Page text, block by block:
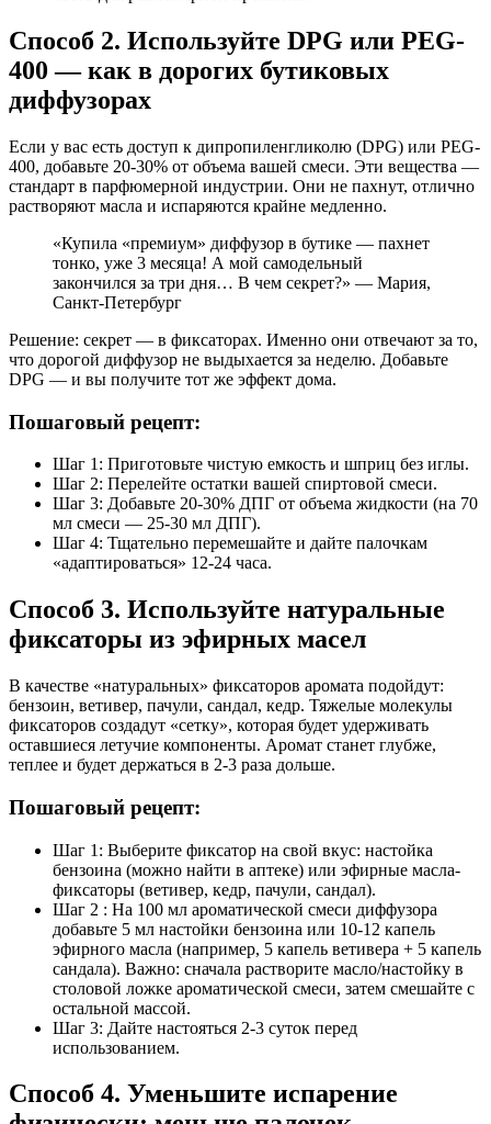
Способ 2. Используйте DPG или PEG-
400 — как в дорогих бутиковых
диффузорах
Если у вас есть доступ к дипропиленгликолю (DPG) или PEG-
400, добавьте 20-30% от объема вашей смеси. Эти вещества —
стандарт в парфюмерной индустрии. Они не пахнут, отлично
растворяют масла и испаряются крайне медленно.
«Купила «премиум» диффузор в бутике — пахнет
тонко, уже 3 месяца! А мой самодельный
закончился за три дня… В чем секрет?» — Мария,
Санкт-Петербург
Решение: секрет — в фиксаторах. Именно они отвечают за то,
что дорогой диффузор не выдыхается за неделю. Добавьте
DPG — и вы получите тот же эффект дома.
Пошаговый рецепт:
Шаг 1: Приготовьте чистую емкость и шприц без иглы.
Шаг 2: Перелейте остатки вашей спиртовой смеси.
Шаг 3: Добавьте 20-30% ДПГ от объема жидкости (на 70
мл смеси — 25-30 мл ДПГ).
Шаг 4: Тщательно перемешайте и дайте палочкам
«адаптироваться» 12-24 часа.
Способ 3. Используйте натуральные
фиксаторы из эфирных масел
В качестве «натуральных» фиксаторов аромата подойдут:
бензоин, ветивер, пачули, сандал, кедр. Тяжелые молекулы
фиксаторов создадут «сетку», которая будет удерживать
оставшиеся летучие компоненты. Аромат станет глубже,
теплее и будет держаться в 2-3 раза дольше.
Пошаговый рецепт:
Шаг 1: Выберите фиксатор на свой вкус: настойка
бензоина (можно найти в аптеке) или эфирные масла-
фиксаторы (ветивер, кедр, пачули, сандал).
Шаг 2 : На 100 мл ароматической смеси диффузора
добавьте 5 мл настойки бензоина или 10-12 капель
эфирного масла (например, 5 капель ветивера + 5 капель
сандала). Важно: сначала растворите масло/настойку в
столовой ложке ароматической смеси, затем смешайте с
остальной массой.
Шаг 3: Дайте настояться 2-3 суток перед
использованием.
Способ 4. Уменьшите испарение